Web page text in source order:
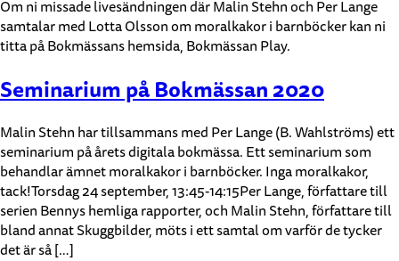
Om ni missade livesändningen där Malin Stehn och Per Lange
samtalar med Lotta Olsson om moralkakor i barnböcker kan ni
titta på Bokmässans hemsida, Bokmässan Play.
Seminarium på Bokmässan 2020
Malin Stehn har tillsammans med Per Lange (B. Wahlströms) ett
seminarium på årets digitala bokmässa. Ett seminarium som
behandlar ämnet moralkakor i barnböcker. Inga moralkakor,
tack!Torsdag 24 september, 13:45-14:15Per Lange, författare till
serien Bennys hemliga rapporter, och Malin Stehn, författare till
bland annat Skuggbilder, möts i ett samtal om varför de tycker
det är så […]